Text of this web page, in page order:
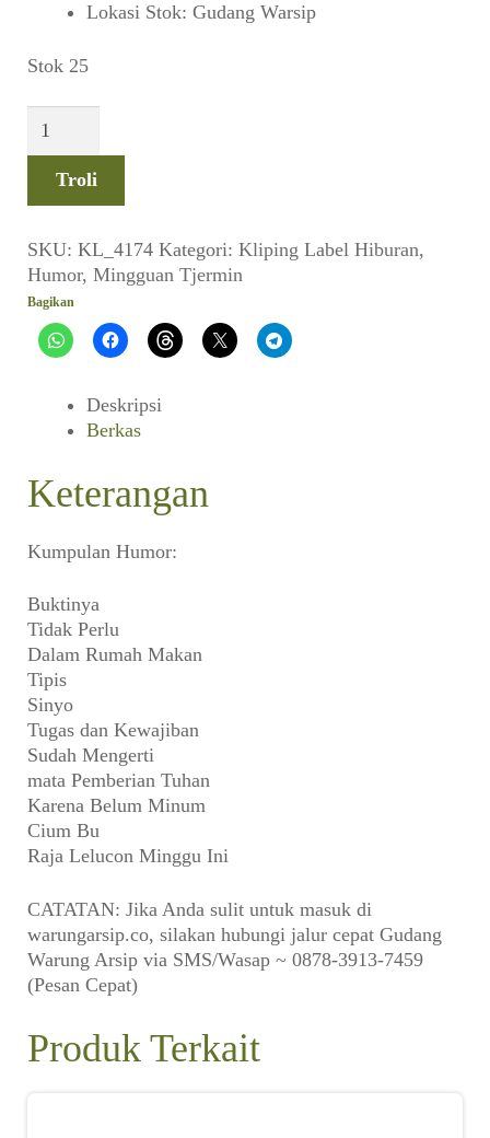
Lokasi Stok: Gudang Warsip
Stok 25
Mesem
Ketawa
(Mingguan
September
1954)
Troli
SKU:KL_4174 Kategori:Kliping LabelHiburan,
Humor,Mingguan Tjermin
Bagikan
Deskripsi
Berkas
Keterangan
Kumpulan Humor:
Buktinya
Tidak Perlu
Dalam Rumah Makan
Tipis
Sinyo
Tugas dan Kewajiban
Sudah Mengerti
mata Pemberian Tuhan
Karena Belum Minum
Cium Bu
Raja Lelucon Minggu Ini
CATATAN: Jika Anda sulit untuk masuk di
warungarsip.co, silakan hubungi jalur cepat Gudang
Warung Arsip via SMS/Wasap ~ 0878-3913-7459
(Pesan Cepat)
Produk Terkait